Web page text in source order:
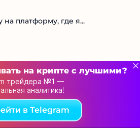
на платформу, где я...
на крипте с лучшими?
трейдера №1 —
аналитика!
в Telegram